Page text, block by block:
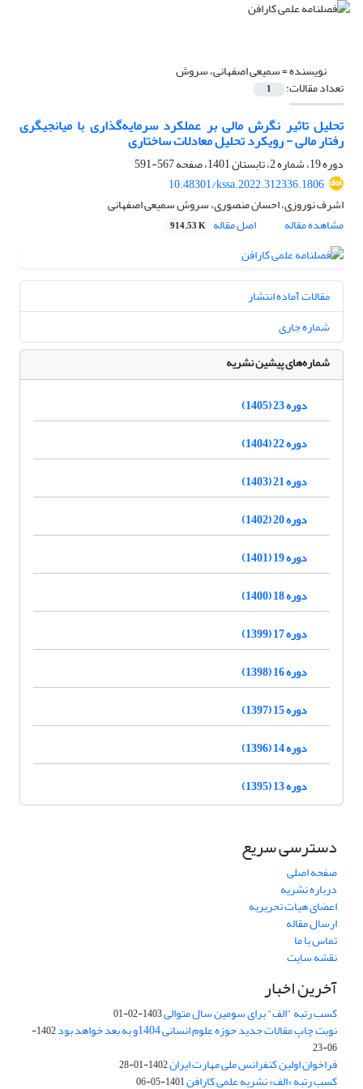
نویسنده =سمیعی اصفهانی، سروش
تعداد مقالات: 1
تحلیل تاثیر نگرش مالی بر عملکرد سرمایه‌گذاری با میانجیگری
رفتار مالی - رویکرد تحلیل معادلات ساختاری
دوره 19، شماره 2، تابستان 1401، صفحه
567-591
10.48301/kssa.2022.312336.1806
اشرف نوروزی، احسان منصوری، سروش سمیعی اصفهانی
مشاهده مقاله
اصل مقاله 914.53 K
مقالات آماده انتشار
شماره جاری
شماره‌های پیشین نشریه
دوره 23 (1405)
دوره 22 (1404)
دوره 21 (1403)
دوره 20 (1402)
دوره 19 (1401)
دوره 18 (1400)
دوره 17 (1399)
دوره 16 (1398)
دوره 15 (1397)
دوره 14 (1396)
دوره 13 (1395)
دسترسی سریع
صفحه اصلی
درباره نشریه
اعضای هیات تحریریه
ارسال مقاله
تماس با ما
نقشه سایت
آخرین اخبار
کسب رتبه "الف" برای سومین سال متوالی1403-02-01
نوبت چاپ مقالات جدید حوزه علوم انسانی 1404و به بعد خواهد بود
1402-
06-23
فراخوان اولین کنفرانس ملی مهارت ایران1402-01-28
کسب رتبه «الف» نشریه علمی کارافن1401-05-06